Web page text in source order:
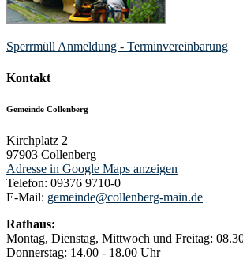
Sperrmüll Anmeldung - Terminvereinbarung
Kontakt
Gemeinde Collenberg
Kirchplatz 2
97903 Collenberg
Adresse in Google Maps anzeigen
Telefon: 09376 9710-0
E-Mail: gemeinde@collenberg-main.de
Rathaus:
Montag, Dienstag, Mittwoch und Freitag:
Donnerstag: 14.00 - 18.00 Uhr